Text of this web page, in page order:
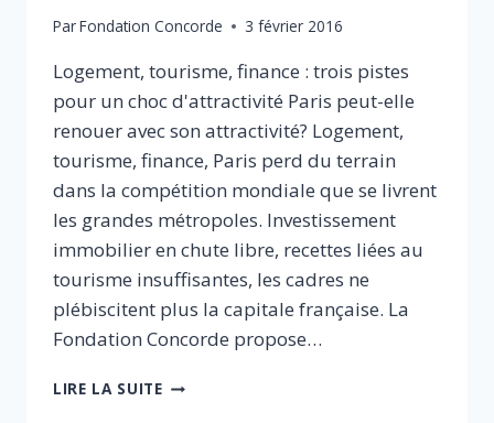
ParFondation Concorde 3 février 2016
Logement, tourisme, finance : trois pistes
pour un choc d'attractivité Paris peut-elle
renouer avec son attractivité? Logement,
tourisme, finance, Paris perd du terrain
dans la compétition mondiale que se livrent
les grandes métropoles. Investissement
immobilier en chute libre, recettes liées au
tourisme insuffisantes, les cadres ne
plébiscitent plus la capitale française. La
Fondation Concorde propose…
LIRE LA SUITENOTE